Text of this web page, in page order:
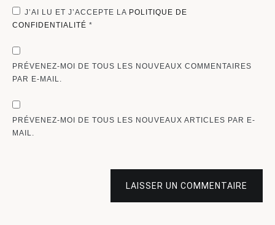
J’AI LU ET J’ACCEPTE LA POLITIQUE DE
CONFIDENTIALITÉ *
PRÉVENEZ-MOI DE TOUS LES NOUVEAUX COMMENTAIRES
PAR E-MAIL.
PRÉVENEZ-MOI DE TOUS LES NOUVEAUX ARTICLES PAR E-
MAIL.
LAISSER UN COMMENTAIRE